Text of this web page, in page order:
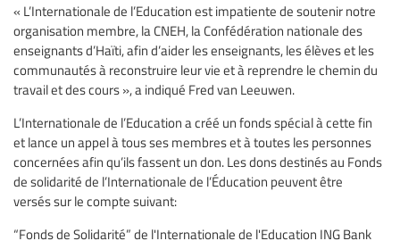
« L’Internationale de l’Education est impatiente de soutenir notre
organisation membre, la CNEH, la Confédération nationale des
enseignants d’Haïti, afin d’aider les enseignants, les élèves et les
communautés à reconstruire leur vie et à reprendre le chemin du
travail et des cours », a indiqué Fred van Leeuwen.
L’Internationale de l’Education a créé un fonds spécial à cette fin
et lance un appel à tous ses membres et à toutes les personnes
concernées afin qu’ils fassent un don. Les dons destinés au Fonds
de solidarité de l’Internationale de l’Éducation peuvent être
versés sur le compte suivant:
“Fonds de Solidarité” de l'Internationale de l'Education ING Bank